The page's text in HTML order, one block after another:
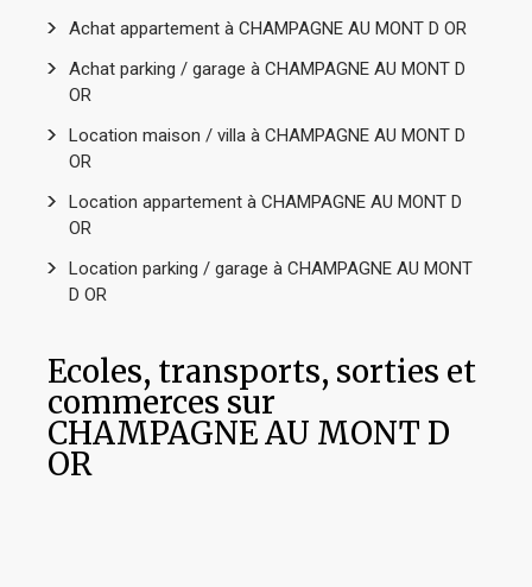
Achat appartement à CHAMPAGNE AU MONT D OR
Achat parking / garage à CHAMPAGNE AU MONT D
OR
Location maison / villa à CHAMPAGNE AU MONT D
OR
Location appartement à CHAMPAGNE AU MONT D
OR
Location parking / garage à CHAMPAGNE AU MONT
D OR
Ecoles, transports, sorties et
commerces sur
CHAMPAGNE AU MONT D
OR